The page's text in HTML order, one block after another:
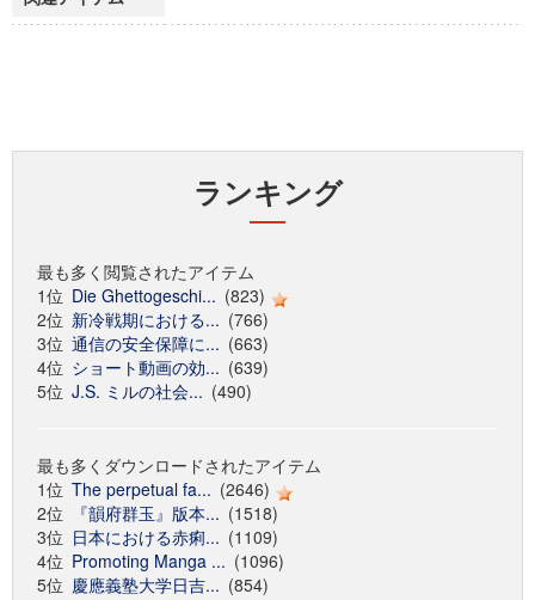
ランキング
最も多く閲覧されたアイテム
1位 Die Ghettogeschi... (823)
2位 新冷戦期における... (766)
3位 通信の安全保障に... (663)
4位 ショート動画の効... (639)
5位 J.S. ミルの社会... (490)
最も多くダウンロードされたアイテム
1位 The perpetual fa... (2646)
2位
『韻府群玉』版本... (1518)
3位 日本における赤痢... (1109)
4位 Promoting Manga ... (1096)
5位 慶應義塾大学日吉... (854)